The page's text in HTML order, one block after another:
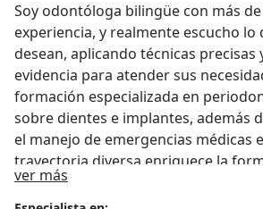
Soy odontóloga bilingüe con más
experiencia, y realmente escucho lo
desean, aplicando técnicas precisas
evidencia para atender sus
formación especializada en
sobre dientes e implantes, además
el manejo de emergencias médicas
trayectoria diversa enriquece la
conecto con pacientes y equipos,
arte y empatía para brindar una
ver más